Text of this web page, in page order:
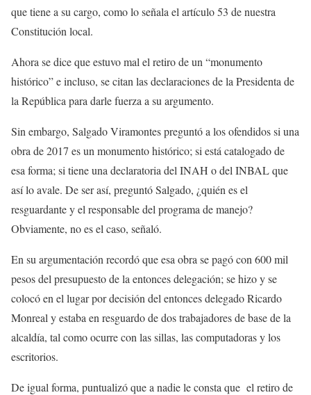
que tiene a su cargo, como lo señala el artículo 53 de nuestra
Constitución local.
Ahora se dice que estuvo mal el retiro de un “monumento
histórico” e incluso, se citan las declaraciones de la Presidenta de
la República para darle fuerza a su argumento.
Sin embargo, Salgado Viramontes preguntó a los ofendidos si una
obra de 2017 es un monumento histórico; si está catalogado de
esa forma; si tiene una declaratoria del INAH o del INBAL que
así lo avale. De ser así, preguntó Salgado, ¿quién es el
resguardante y el responsable del programa de manejo?
Obviamente, no es el caso, señaló.
En su argumentación recordó que esa obra se pagó con 600 mil
pesos del presupuesto de la entonces delegación; se hizo y se
colocó en el lugar por decisión del entonces delegado Ricardo
Monreal y estaba en resguardo de dos trabajadores de base de la
alcaldía, tal como ocurre con las sillas, las computadoras y los
escritorios.
De igual forma, puntualizó que a nadie le consta que el retiro de